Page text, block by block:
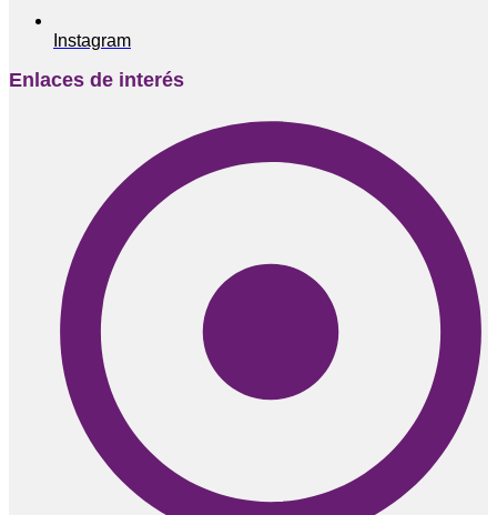
Instagram
Enlaces de interés